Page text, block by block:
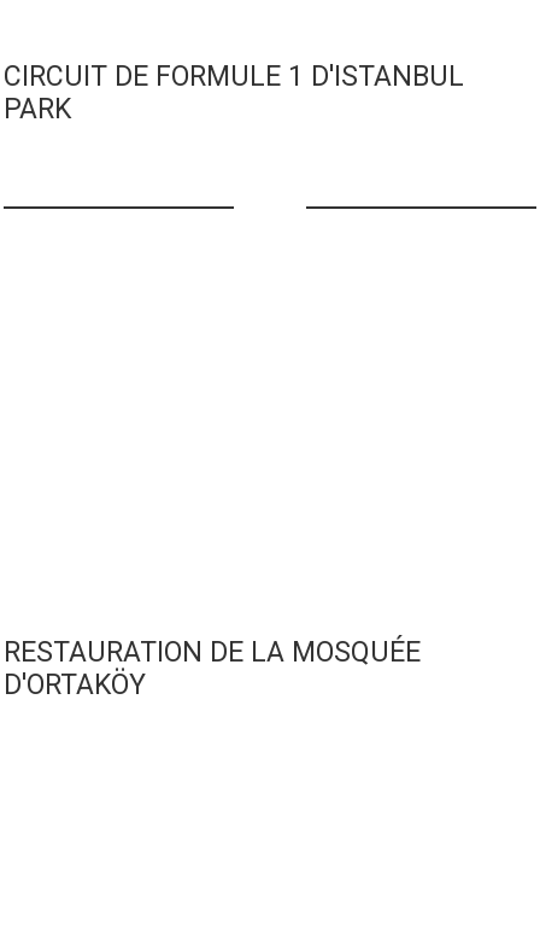
CIRCUIT DE FORMULE 1 D'ISTANBUL
PARK
RESTAURATION DE LA MOSQUÉE
D'ORTAKÖY